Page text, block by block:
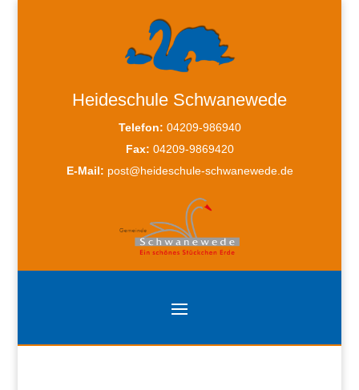
Heideschule Schwanewede
Telefon: 04209-986940
Fax: 04209-9869420
E-Mail: post@heideschule-schwanewede.de